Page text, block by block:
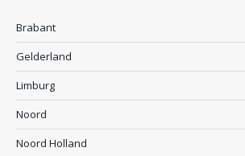
Brabant
Gelderland
Limburg
Noord
Noord Holland